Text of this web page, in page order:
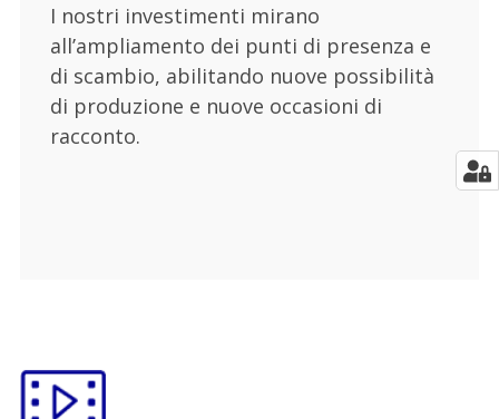
I nostri investimenti mirano
all’ampliamento dei punti di presenza e
di scambio, abilitando nuove possibilità
di produzione e nuove occasioni di
racconto.